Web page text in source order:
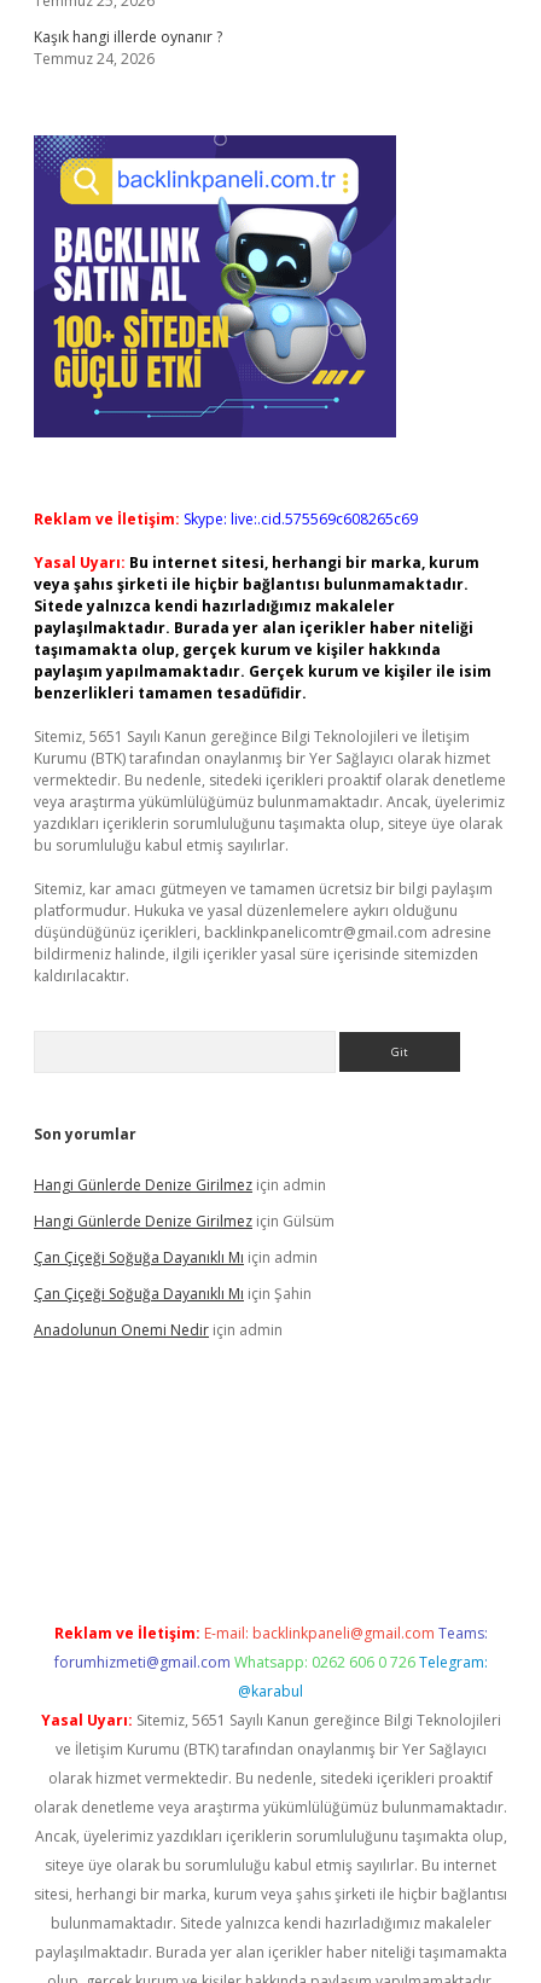
Kaşık hangi illerde oynanır ?
Temmuz 24, 2026
Reklam ve İletişim: Skype: live:.cid.575569c608265c69
Yasal Uyarı: Bu internet sitesi, herhangi bir marka, kurum
veya şahıs şirketi ile hiçbir bağlantısı bulunmamaktadır.
Sitede yalnızca kendi hazırladığımız makaleler
paylaşılmaktadır. Burada yer alan içerikler haber niteliği
taşımamakta olup, gerçek kurum ve kişiler hakkında
paylaşım yapılmamaktadır. Gerçek kurum ve kişiler ile isim
benzerlikleri tamamen tesadüfidir.
Sitemiz, 5651 Sayılı Kanun gereğince Bilgi Teknolojileri ve İletişim
Kurumu (BTK) tarafından onaylanmış bir Yer Sağlayıcı olarak hizmet
vermektedir. Bu nedenle, sitedeki içerikleri proaktif olarak denetleme
veya araştırma yükümlülüğümüz bulunmamaktadır. Ancak, üyelerimiz
yazdıkları içeriklerin sorumluluğunu taşımakta olup, siteye üye olarak
bu sorumluluğu kabul etmiş sayılırlar.
Sitemiz, kar amacı gütmeyen ve tamamen ücretsiz bir bilgi paylaşım
platformudur. Hukuka ve yasal düzenlemelere aykırı olduğunu
düşündüğünüz içerikleri, backlinkpanelicomtr@gmail.com adresine
bildirmeniz halinde, ilgili içerikler yasal süre içerisinde sitemizden
kaldırılacaktır.
Son yorumlar
Hangi Günlerde Denize Girilmez için admin
Hangi Günlerde Denize Girilmez için Gülsüm
Çan Çiçeği Soğuğa Dayanıklı Mı için admin
Çan Çiçeği Soğuğa Dayanıklı Mı için Şahin
Anadolunun Onemi Nedir için admin
Reklam ve İletişim: E-mail: backlinkpaneli@gmail.com Teams:
forumhizmeti@gmail.com Whatsapp: 0262 606 0 726 Telegram:
@karabul
Yasal Uyarı: Sitemiz, 5651 Sayılı Kanun gereğince Bilgi Teknolojileri
ve İletişim Kurumu (BTK) tarafından onaylanmış bir Yer Sağlayıcı
olarak hizmet vermektedir. Bu nedenle, sitedeki içerikleri proaktif
olarak denetleme veya araştırma yükümlülüğümüz bulunmamaktadır.
Ancak, üyelerimiz yazdıkları içeriklerin sorumluluğunu taşımakta olup,
siteye üye olarak bu sorumluluğu kabul etmiş sayılırlar. Bu internet
sitesi, herhangi bir marka, kurum veya şahıs şirketi ile hiçbir bağlantısı
bulunmamaktadır. Sitede yalnızca kendi hazırladığımız makaleler
paylaşılmaktadır. Burada yer alan içerikler haber niteliği taşımamakta